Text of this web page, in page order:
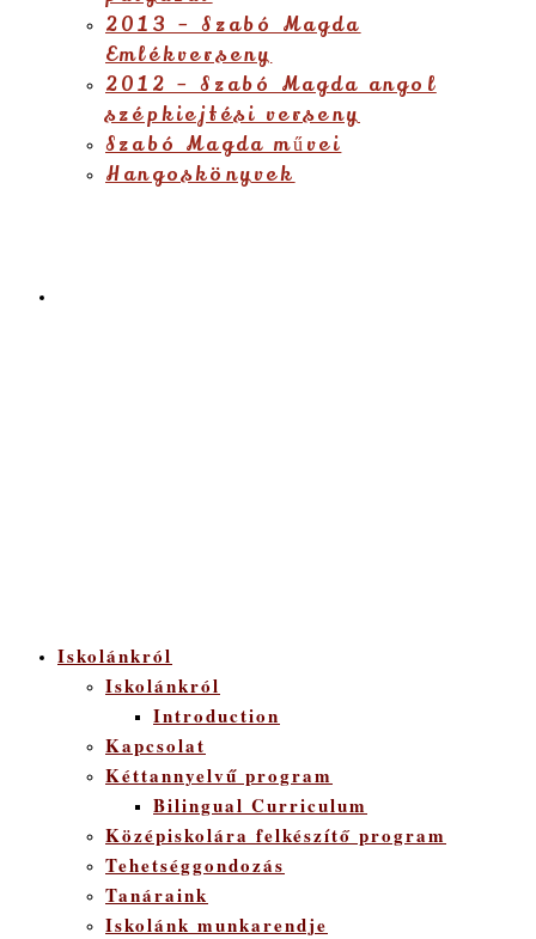
2013 – Szabó Magda
Emlékverseny
2012 – Szabó Magda angol
szépkiejtési verseny
Szabó Magda művei
Hangoskönyvek
Iskolánkról
Iskolánkról
Introduction
Kapcsolat
Kéttannyelvű program
Bilingual Curriculum
Középiskolára felkészítő program
Tehetséggondozás
Tanáraink
Iskolánk munkarendje